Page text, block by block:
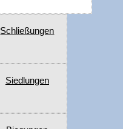
Schließungen
Siedlungen